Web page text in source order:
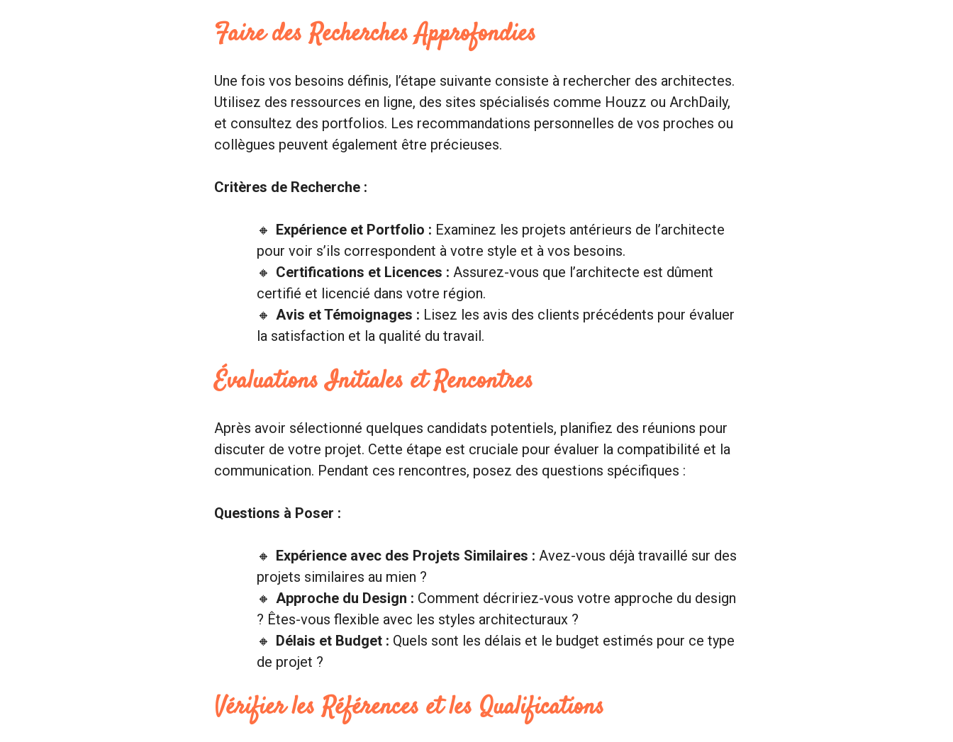
Faire des Recherches Approfondies
Une fois vos besoins définis, l’étape suivante consiste à rechercher des architectes.
Utilisez des ressources en ligne, des sites spécialisés comme Houzz ou ArchDaily,
et consultez des portfolios. Les recommandations personnelles de vos proches ou
collègues peuvent également être précieuses.
Critères de Recherche :
Expérience et Portfolio : Examinez les projets antérieurs de l’architecte
pour voir s’ils correspondent à votre style et à vos besoins.
Certifications et Licences : Assurez-vous que l’architecte est dûment
certifié et licencié dans votre région.
Avis et Témoignages : Lisez les avis des clients précédents pour évaluer
la satisfaction et la qualité du travail.
Évaluations Initiales et Rencontres
Après avoir sélectionné quelques candidats potentiels, planifiez des réunions pour
discuter de votre projet. Cette étape est cruciale pour évaluer la compatibilité et la
communication. Pendant ces rencontres, posez des questions spécifiques :
Questions à Poser :
Expérience avec des Projets Similaires : Avez-vous déjà travaillé sur des
projets similaires au mien ?
Approche du Design : Comment décririez-vous votre approche du design
? Êtes-vous flexible avec les styles architecturaux ?
Délais et Budget : Quels sont les délais et le budget estimés pour ce type
de projet ?
Vérifier les Références et les Qualifications